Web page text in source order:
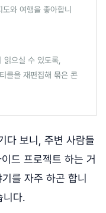
와 여행을 좋아합니
으실 수 있도록,
클을 재편집해 묶은 콘
다 보니, 주변 사람들
드 프로젝트 하는 거
를 자주 하곤 합니
니다.